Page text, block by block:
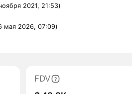
2021, 21:53)
мая 2026, 07:09)
FDV